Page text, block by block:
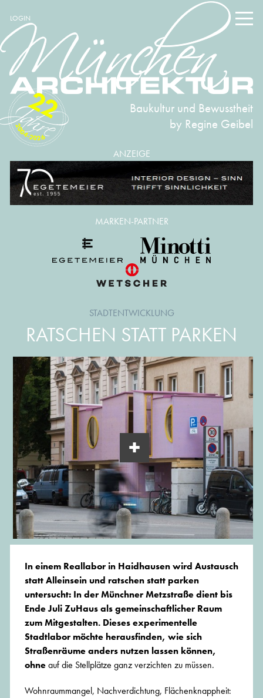
LOGIN
Baukultur und Bewusstheit
by Regine Geibel
2004-2026
22
ANZEIGE
STADTENTWICKLUNG
RATSCHEN STATT PARKEN
In einem Reallabor in Haidhausen wird Austausch
statt Alleinsein und ratschen statt parken
untersucht: In der Münchner Metzstraße dient bis
Ende Juli ZuHaus als gemeinschaftlicher Raum
zum Mitgestalten. Dieses experimentelle
Stadtlabor möchte herausfinden, wie sich
Straßenräume anders nutzen lassen können,
ohneauf die Stellplätze ganz verzichten zu müssen.
Wohnraummangel, Nachverdichtung, Flächenknappheit: